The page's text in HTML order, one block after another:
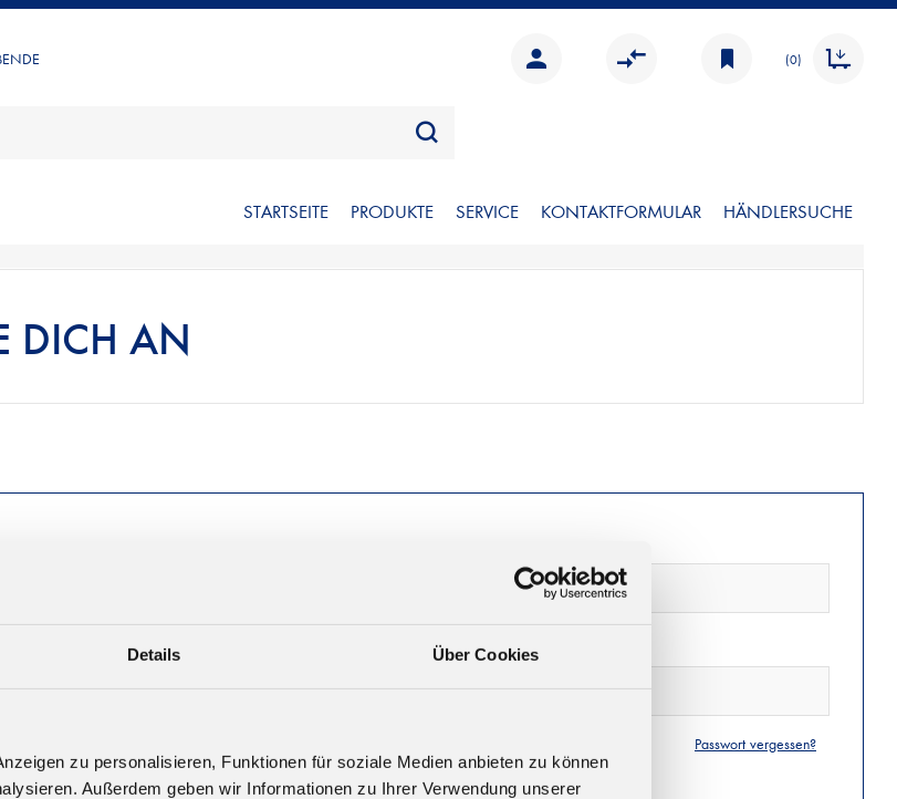
Details Über Cookies
zu personalisieren, Funktionen für soziale Medien anbieten zu können
Außerdem geben wir Informationen zu Ihrer Verwendung unserer
(0)
STARTSEITE PRODUKTE SERVICE KONTAKTFORMULAR HÄNDLERSUCHE
DICH AN
Passwort vergessen?